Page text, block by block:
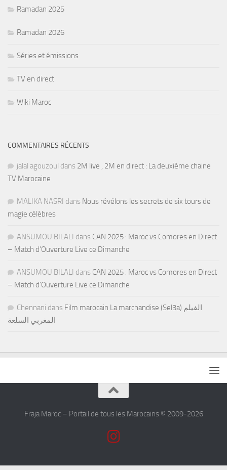
Ramadan 2025
Ramadan 2026
Séries et émissions
TV en direct
Wiki Maroc
COMMENTAIRES RÉCENTS
jalal agouzoul dans 2M live , 2M en direct : La deuxième chaine
TV Marocaine
MALIKA NASRI dans Nous révélons les secrets de six tours de
magie célèbres
ANSUMOU BILALI dans CAN 2025 : Maroc vs Comores en Direct
– Match d’Ouverture Live ce Dimanche
ANSUMOU BILALI dans CAN 2025 : Maroc vs Comores en Direct
– Match d’Ouverture Live ce Dimanche
Chennani dans Film marocain La marchandise (Sel3a) الفيلم
المغربي السلعة
Fraja Maroc – Portail de tous les Marocains © 2009-2026